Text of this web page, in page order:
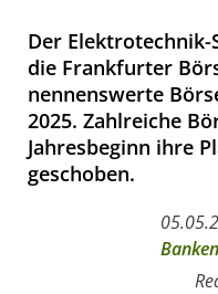
Der
die Frankfurter
nennenswerte
2025. Zahlreiche
Jahresbeginn ihre
geschoben.
Banken